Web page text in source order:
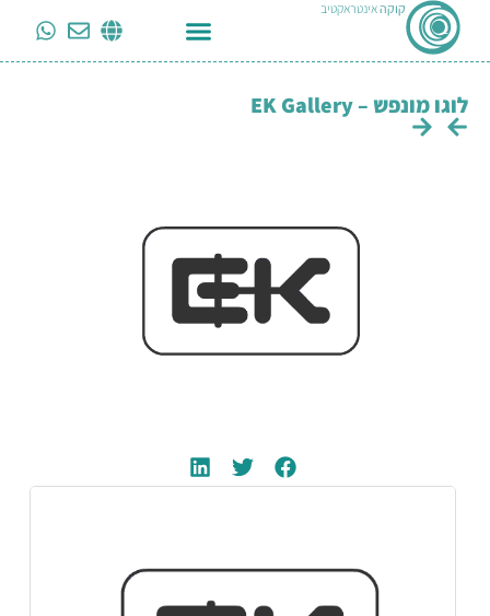
קוקהאינטראקטיב
לוגו מונפש – EK Gallery